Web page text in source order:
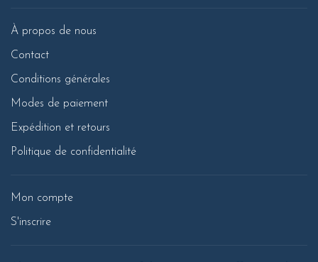
À propos de nous
Contact
Conditions générales
Modes de paiement
Expédition et retours
Politique de confidentialité
Mon compte
S'inscrire